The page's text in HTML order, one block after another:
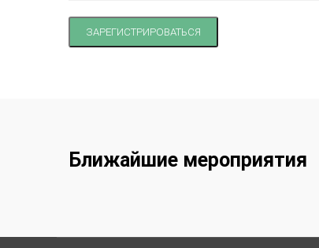
ЗАРЕГИСТРИРОВАТЬСЯ
Ближайшие мероприятия